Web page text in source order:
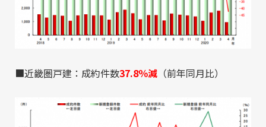
■近畿圏戸建：成約件数37.8％減 （前年同月比）